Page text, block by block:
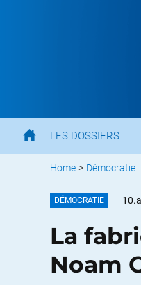
LES DOSSIERS
Home > Démocratie
DÉMOCRATIE
La
Noam